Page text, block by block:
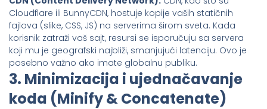
Cloudflare ili BunnyCDN, hostuje kopije vaših statičnih
fajlova (slike, CSS, JS) na serverima širom sveta. Kada
korisnik zatraži vaš sajt, resursi se isporučuju sa servera
koji mu je geografski najbliži, smanjujući latenciju. Ovo je
posebno važno ako imate globalnu publiku.
3. Minimizacija i ujednačavanje
koda (Minify & Concatenate)